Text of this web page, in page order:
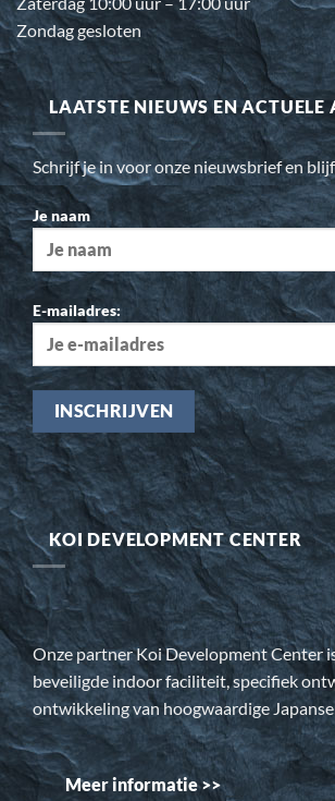
Zondag gesloten
LAATSTE NIEUWS EN ACTUELE
Schrijf je in voor onze nieuwsbrief en
Je naam
E-mailadres:
KOI DEVELOPMENT CENTER
Onze partner Koi Development Center
beveiligde indoor faciliteit, specifiek
ontwikkeling van hoogwaardige Japanse
Meer informatie >>